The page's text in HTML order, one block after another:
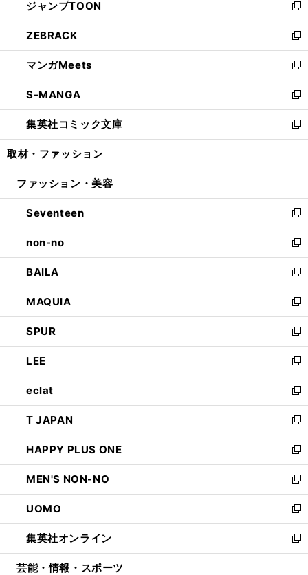
く
で
開
く
ド
ウ
で
開
く
ィ
ン
ド
ウ
で
開
く
い
ウ
ィ
ン
ド
ウ
で
開
く
ジャンプTOON
新
し
い
ウ
ィ
ン
ド
ウ
で
開
ZEBRACK
新
し
い
ウ
ィ
ン
ド
ウ
開
マンガMeets
新
し
い
ウ
ィ
ン
ウ
開
く
S-MANGA
新
し
い
ウ
ン
ウ
で
開
く
集英社コミック文庫
新
し
ウ
ン
ド
ウ
で
開
く
取材・ファッション
ファッション・美容
Seventeen
新
し
い
ウ
ィ
ン
ド
ウ
で
開
く
non-no
新
し
い
ウ
ィ
ン
ド
ウ
で
開
く
BAILA
新
し
い
ウ
ィ
ン
ド
ウ
で
開
く
MAQUIA
新
し
い
ウ
ィ
ン
ド
ウ
で
開
く
SPUR
新
し
い
ウ
ィ
ン
ド
ウ
で
開
く
LEE
新
し
い
ウ
ィ
ン
ド
ウ
で
開
く
eclat
新
し
い
ウ
ィ
ン
ド
ウ
で
開
く
T JAPAN
新
し
い
ウ
ィ
ン
ド
ウ
で
開
HAPPY PLUS ONE
新
し
い
ウ
ィ
ン
ド
ウ
MEN'S NON-NO
新
し
い
ウ
ィ
ン
UOMO
新
し
い
ウ
集英社オンライン
新
し
芸能・情報・スポーツ